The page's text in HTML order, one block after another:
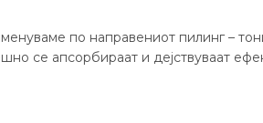
по направениот пилинг –
се апсорбираат и дејствуваат